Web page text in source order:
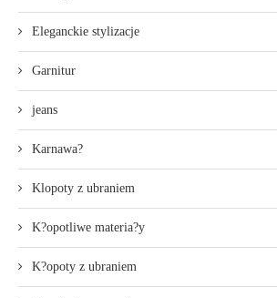
Eleganckie stylizacje
Garnitur
jeans
Karnawa?
Klopoty z ubraniem
K?opotliwe materia?y
K?opoty z ubraniem